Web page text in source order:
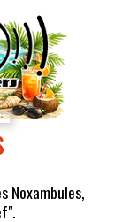
Noxambules,